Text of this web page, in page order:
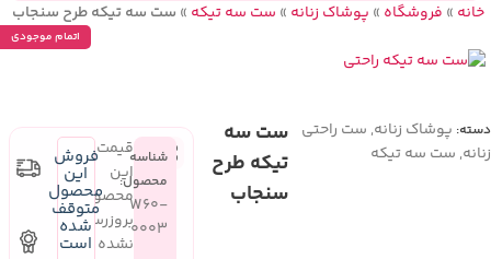
خانه » فروشگاه » پوشاک زنانه » ست سه تیکه » ست سه تیکه طرح سنجاب
اتمام موجودی
دسته: پوشاک زنانه, ست راحتی
زنانه, ست سه تیکه
ست سه
تیکه طرح
سنجاب
شناسه
محصول:
W60-
0003
قیمت
این
محصول
بروزرسانی
نشده
فروش
این
محصول
متوقف
شده
است